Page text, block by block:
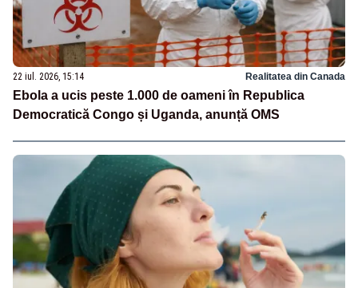
22 iul. 2026, 15:14 Realitatea din Canada
Ebola a ucis peste 1.000 de oameni în Republica
Democratică Congo și Uganda, anunță OMS